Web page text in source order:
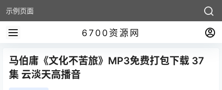
示例页面
6700资源网
马伯庸《文化不苦旅》MP3免费打包下载 37
集 云淡天高播音